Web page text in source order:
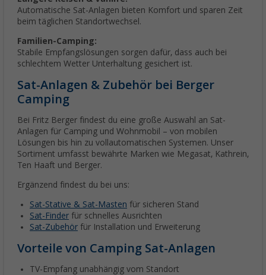
Automatische Sat-Anlagen bieten Komfort und sparen Zeit
beim täglichen Standortwechsel.
Familien-Camping:
Stabile Empfangslösungen sorgen dafür, dass auch bei
schlechtem Wetter Unterhaltung gesichert ist.
Sat-Anlagen & Zubehör bei Berger
Camping
Bei Fritz Berger findest du eine große Auswahl an Sat-
Anlagen für Camping und Wohnmobil – von mobilen
Lösungen bis hin zu vollautomatischen Systemen. Unser
Sortiment umfasst bewährte Marken wie Megasat, Kathrein,
Ten Haaft und Berger.
Ergänzend findest du bei uns:
Sat-Stative & Sat-Masten für sicheren Stand
Sat-Finder für schnelles Ausrichten
Sat-Zubehör für Installation und Erweiterung
Vorteile von Camping Sat-Anlagen
TV-Empfang unabhängig vom Standort